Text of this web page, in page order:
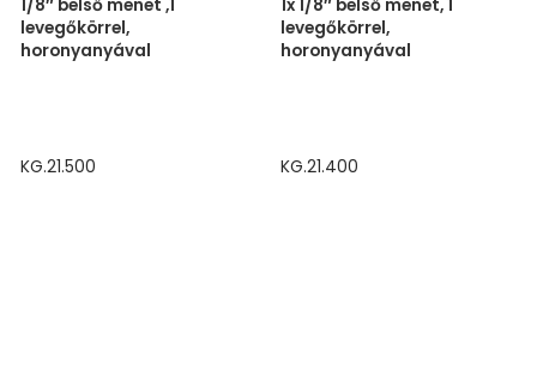
1/8″ belső menet ,1
levegőkörrel,
horonyanyával
KG.21.500
1x 1/8″ belső menet, 1
levegőkörrel,
horonyanyával
KG.21.400